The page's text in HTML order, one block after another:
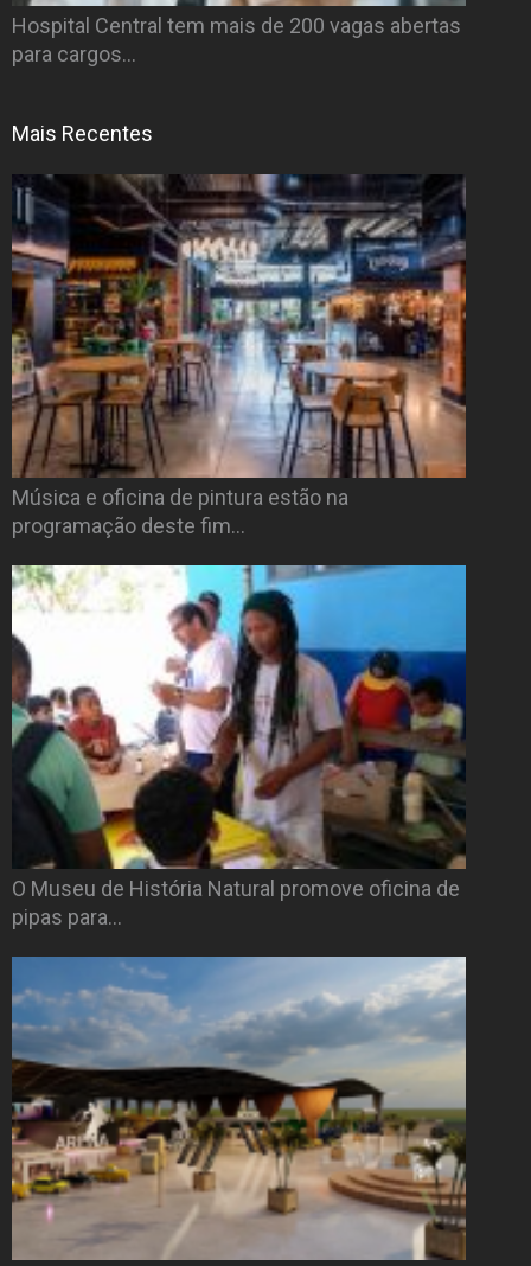
Hospital Central tem mais de 200 vagas abertas
para cargos…
Mais Recentes
Música e oficina de pintura estão na
programação deste fim…
O Museu de História Natural promove oficina de
pipas para…